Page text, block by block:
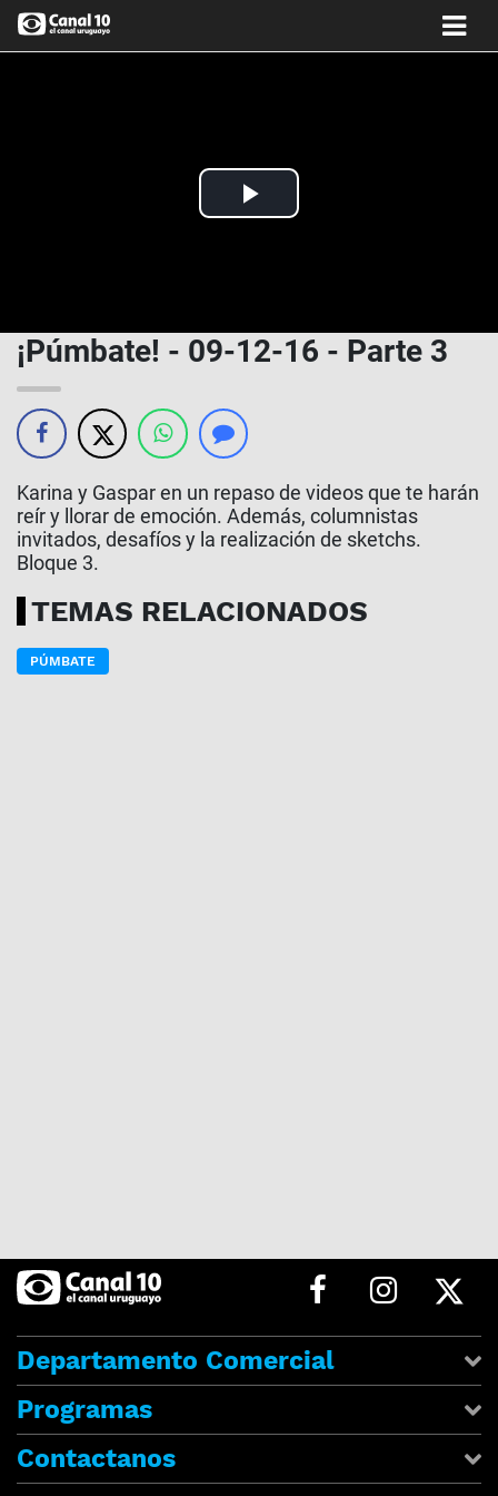
Play
¡Púmbate! - 09-12-16 - Parte 3
Karina y Gaspar en un repaso de videos que te harán
reír y llorar de emoción. Además, columnistas
invitados, desafíos y la realización de sketchs.
Bloque 3.
TEMAS RELACIONADOS
PÚMBATE
Departamento Comercial
Programas
Contactanos